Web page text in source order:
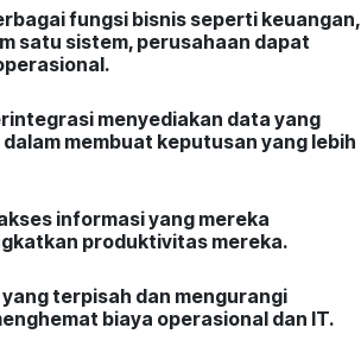
fungsi bisnis seperti keuangan,
satu sistem, perusahaan dapat
menyediakan data yang
membuat keputusan yang lebih
informasi yang mereka
produktivitas mereka.
terpisah dan mengurangi
biaya operasional dan IT.